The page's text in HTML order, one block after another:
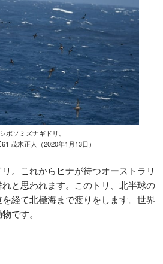
ボソミズナギドリ。
茂木正人（2020年1月13日）
。これからヒナが待つオーストラリ
と思われます。このトリ、北半球の
経て北極海まで渡りをします。世界
です。